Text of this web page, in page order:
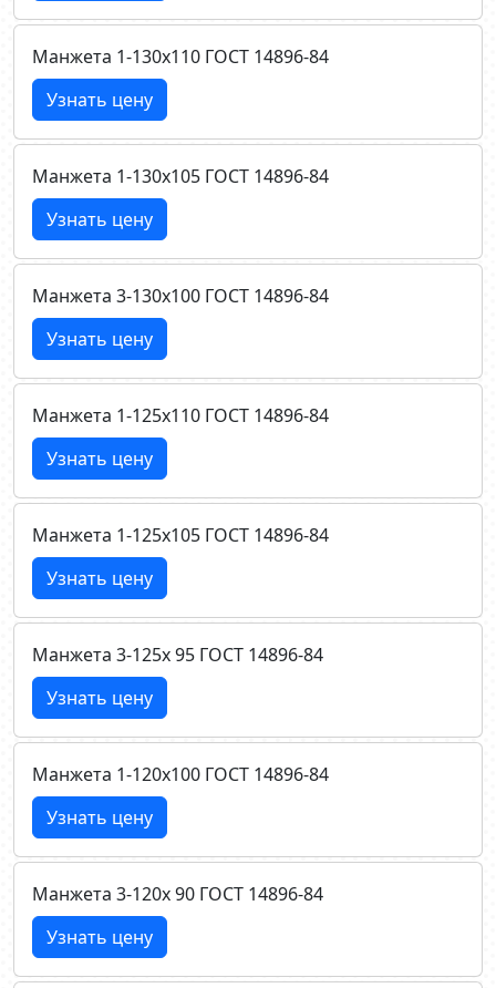
Манжета 1-130х110 ГОСТ 14896-84
Узнать цену
Манжета 1-130х105 ГОСТ 14896-84
Узнать цену
Манжета 3-130х100 ГОСТ 14896-84
Узнать цену
Манжета 1-125х110 ГОСТ 14896-84
Узнать цену
Манжета 1-125х105 ГОСТ 14896-84
Узнать цену
Манжета 3-125х 95 ГОСТ 14896-84
Узнать цену
Манжета 1-120х100 ГОСТ 14896-84
Узнать цену
Манжета 3-120х 90 ГОСТ 14896-84
Узнать цену